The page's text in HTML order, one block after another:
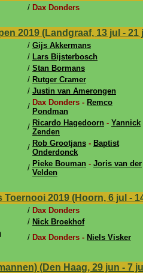
/ Dax Donders
2019 (Landgraaf, 13 jul - 21
/ Gijs Akkermans
/ Lars Bijsterbosch
/ Stan Bormans
/ Rutger Cramer
/ Justin van Amerongen
/ Dax Donders - Remco
Pondman
/ Ricardo Hagedoorn - Yannick
Zenden
/ Rob Grootjans - Baptist
Onderdonck
/ Pieke Bouman - Joris van der
Velden
Toernooi 2019 (Hoorn, 6 jul -
/ Dax Donders
/ Nick Broekhof
/ Dax Donders - Niels Visker
(Den Haag, 29 jun - 7